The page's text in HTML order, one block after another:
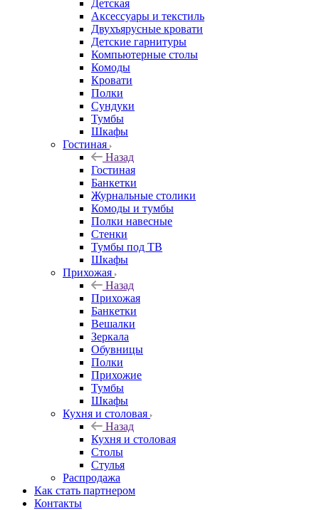
Детская
Аксессуары и текстиль
Двухъярусные кровати
Детские гарнитуры
Компьютерные столы
Комоды
Кровати
Полки
Сундуки
Тумбы
Шкафы
Гостиная
Назад
Гостиная
Банкетки
Журнальные столики
Комоды и тумбы
Полки навесные
Стенки
Тумбы под ТВ
Шкафы
Прихожая
Назад
Прихожая
Банкетки
Вешалки
Зеркала
Обувницы
Полки
Прихожие
Тумбы
Шкафы
Кухня и столовая
Назад
Кухня и столовая
Столы
Стулья
Распродажа
Как стать партнером
Контакты